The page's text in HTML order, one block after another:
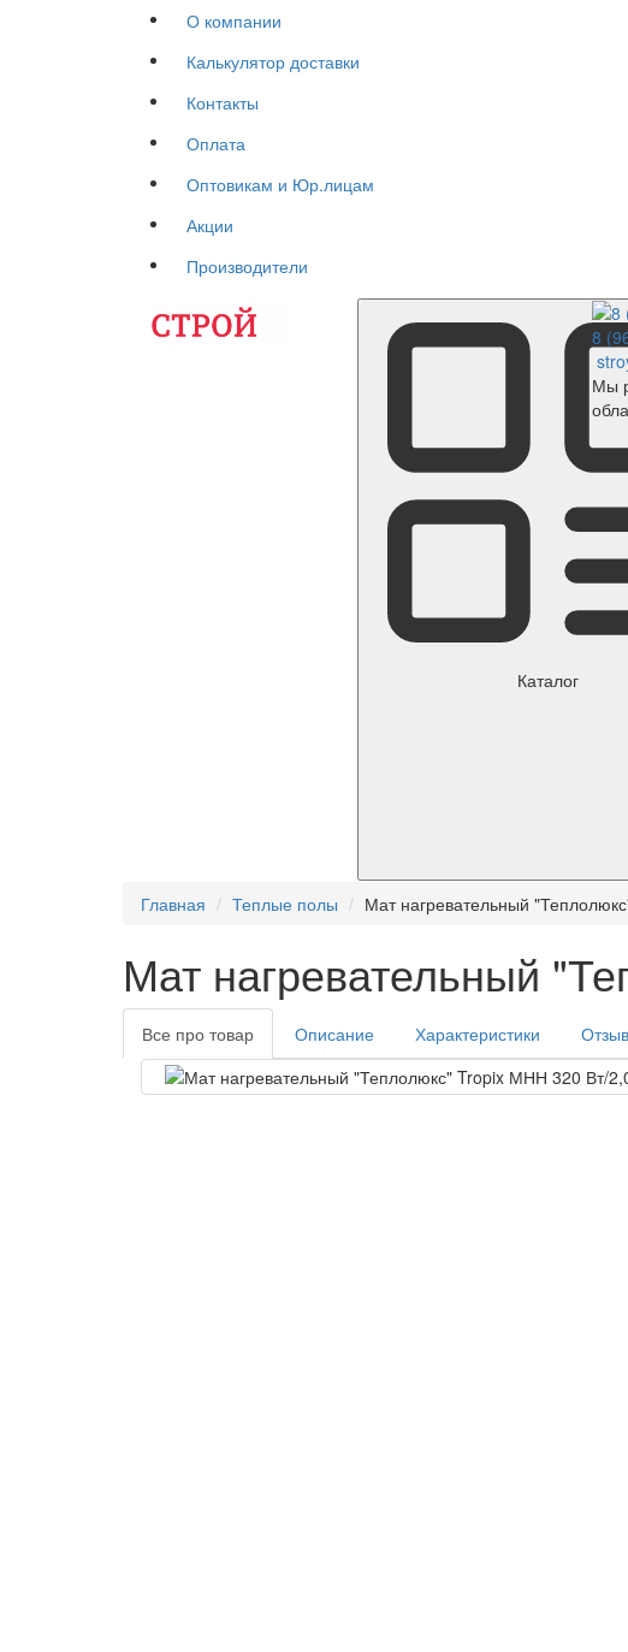
О компании
Калькулятор доставки
Контакты
Оплата
Оптовикам и Юр.лицам
Акции
Производители
Каталог
8
Мы
Главная Теплые полы Мат нагревательный
Мат нагревательный
Все про товар Описание Характеристики